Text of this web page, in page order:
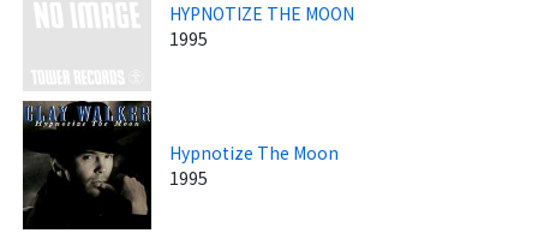
HYPNOTIZE THE MOON
1995
Hypnotize The Moon
1995